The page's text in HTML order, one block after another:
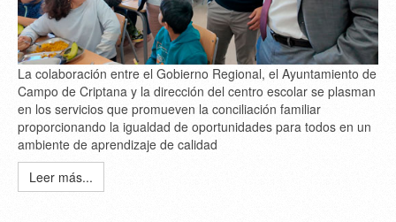
La colaboración entre el Gobierno Regional, el Ayuntamiento de
Campo de Criptana y la dirección del centro escolar se plasman
en los servicios que promueven la conciliación familiar
proporcionando la igualdad de oportunidades para todos en un
ambiente de aprendizaje de calidad
Leer más...